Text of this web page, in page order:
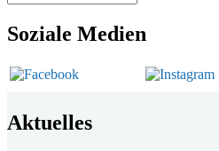
Soziale Medien
Aktuelles